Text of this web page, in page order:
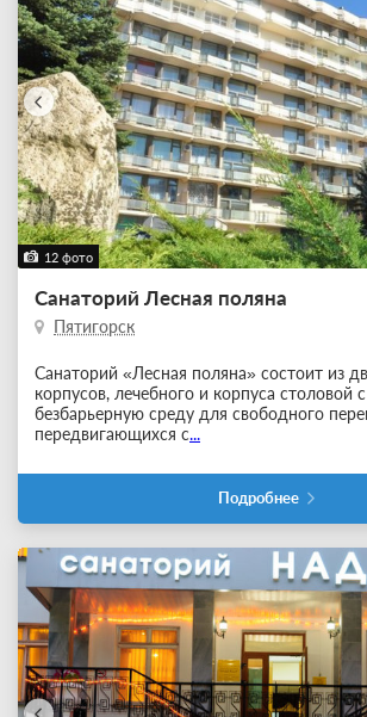
12 фото
Санаторий Лесная поляна
Пятигорск
Санаторий «Лесная поляна» состоит из
корпусов, лечебного и корпуса столовой
безбарьерную среду для свободного
передвигающихся с...
Подробнее